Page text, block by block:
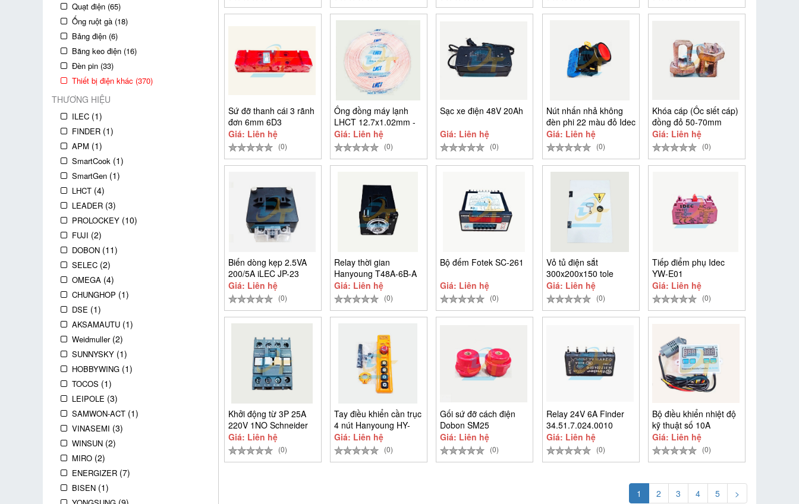
Quạt điện (65)
Ống ruột gà (18)
Bảng điện (6)
Băng keo điện (16)
Đèn pin (33)
Thiết bị điện khác (370)
THƯƠNG HIỆU
ILEC (1)
FINDER (1)
APM (1)
SmartCook (1)
SmartGen (1)
LHCT (4)
LEADER (3)
PROLOCKEY (10)
FUJI (2)
DOBON (11)
SELEC (2)
OMEGA (4)
CHUNGHOP (1)
DSE (1)
AKSAMAUTU (1)
Weidmuller(2)
SUNNYSKY (1)
HOBBYWING (1)
TOCOS (1)
LEIPOLE (3)
SAMWON-ACT (1)
VINASEMI (3)
WINSUN (2)
MIRO (2)
ENERGIZER (7)
BISEN (1)
Sứ đỡ thanh cái 3 rãnh
đơn 6mm 6D3
Giá: Liên hệ
(0)
Ống đồng máy lạnh
LHCT 12.7x1.02mm -
Cuộn 15m
Giá: Liên hệ
(0)
Sạc xe điện 48V 20Ah
Giá: Liên hệ
(0)
Nút nhấn nhả không
đèn phi 22 màu đỏ Idec
Giá: Liên hệ
(0)
Khóa cáp (Ốc siết cáp)
đồng đỏ 50-70mm
Giá: Liên hệ
(0)
Biến dòng kẹp 2.5VA
200/5A iLEC JP-23
Giá: Liên hệ
(0)
Relay thời gian
Hanyoung T48A-6B-A
Giá: Liên hệ
(0)
Bộ đếm Fotek SC-261
Giá: Liên hệ
(0)
Vỏ tủ điện sắt
300x200x150 tole
1.2mm
Giá: Liên hệ
(0)
Tiếp điểm phụ Idec
YW-E01
Giá: Liên hệ
(0)
Khởi động từ 3P 25A
220V 1NO Schneider
LC1E2510M5
Giá: Liên hệ
(0)
Tay điều khiển cần trục
4 nút Hanyoung HY-
1024SBB
Giá: Liên hệ
(0)
Gối sứ đỡ cách điện
Dobon SM25
Giá: Liên hệ
(0)
Relay 24V 6A Finder
34.51.7.024.0010
Giá: Liên hệ
(0)
Bộ điều khiển nhiệt độ
kỹ thuật số 10A
Giá: Liên hệ
(0)
1 2 3 4 5 >